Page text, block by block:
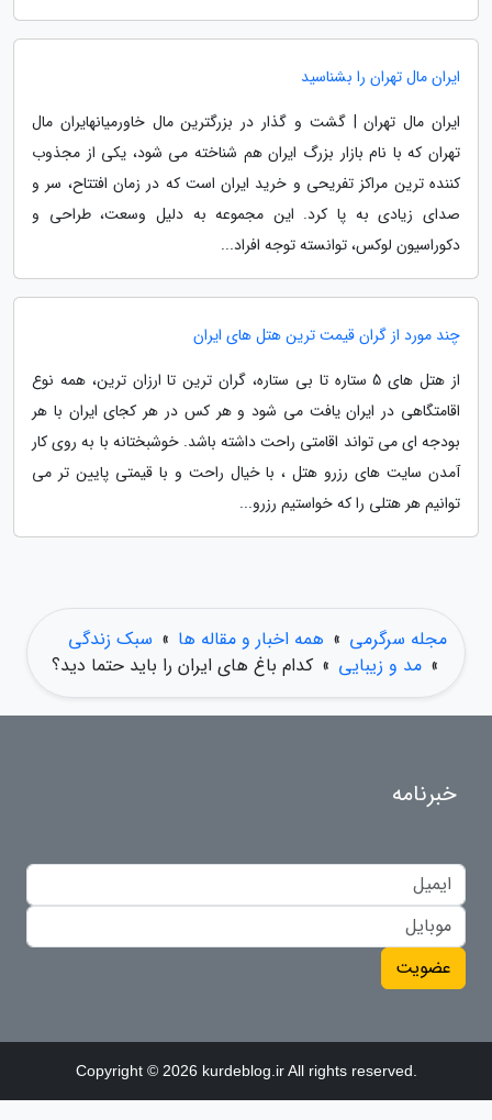
ایران مال تهران را بشناسید
ایران مال تهران | گشت و گذار در بزرگترین مال خاورمیانهایران مال
تهران که با نام بازار بزرگ ایران هم شناخته می شود، یکی از مجذوب
کننده ترین مراکز تفریحی و خرید ایران است که در زمان افتتاح، سر و
صدای زیادی به پا کرد. این مجموعه به دلیل وسعت، طراحی و
دکوراسیون لوکس، توانسته توجه افراد...
چند مورد از گران قیمت ترین هتل های ایران
از هتل های 5 ستاره تا بی ستاره، گران ترین تا ارزان ترین، همه نوع
اقامتگاهی در ایران یافت می شود و هر کس در هر کجای ایران با هر
بودجه ای می تواند اقامتی راحت داشته باشد. خوشبختانه با به روی کار
آمدن سایت های رزرو هتل ، با خیال راحت و با قیمتی پایین تر می
توانیم هر هتلی را که خواستیم رزرو...
مجله سرگرمی » همه اخبار و مقاله ها » سبک زندگی
» مد و زیبایی » کدام باغ های ایران را باید حتما دید؟
خبرنامه
عضویت
Copyright © 2026 kurdeblog.ir All rights reserved.